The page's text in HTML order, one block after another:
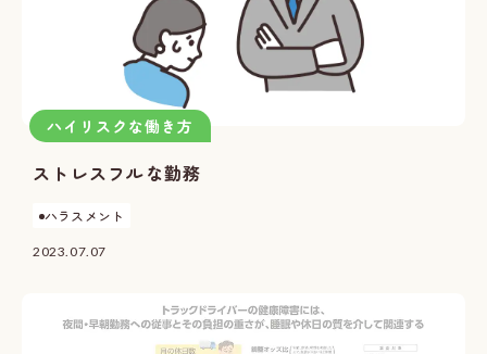
ハイリスクな働き方
ストレスフルな勤務
ハラスメント
2023.07.07